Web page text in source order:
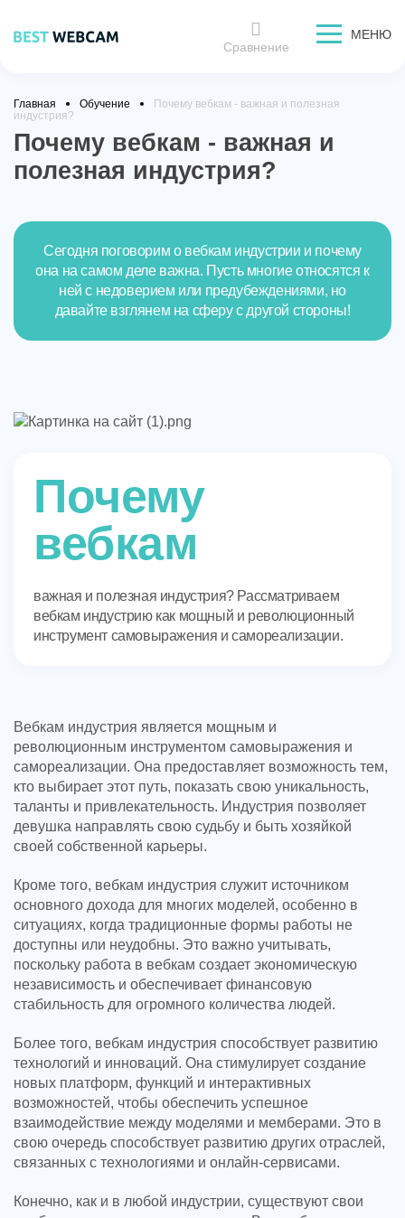
МЕНЮ
Сравнение
Главная Обучение
Почему вебкам - важная и полезная
индустрия?
Почему вебкам - важная и
полезная индустрия?
Сегодня поговорим о вебкам индустрии и почему
она на самом деле важна. Пусть многие относятся к
ней с недоверием или предубеждениями, но
давайте взглянем на сферу с другой стороны!
Почему
вебкам
важная и полезная индустрия? Рассматриваем
вебкам индустрию как мощный и революционный
инструмент самовыражения и самореализации.
Вебкам индустрия является мощным и
революционным инструментом самовыражения и
самореализации. Она предоставляет возможность тем,
кто выбирает этот путь, показать свою уникальность,
таланты и привлекательность. Индустрия позволяет
девушка направлять свою судьбу и быть хозяйкой
своей собственной карьеры.
Кроме того, вебкам индустрия служит источником
основного дохода для многих моделей, особенно в
ситуациях, когда традиционные формы работы не
доступны или неудобны. Это важно учитывать,
поскольку работа в вебкам создает экономическую
независимость и обеспечивает финансовую
стабильность для огромного количества людей.
Более того, вебкам индустрия способствует развитию
технологий и инноваций. Она стимулирует создание
новых платформ, функций и интерактивных
возможностей, чтобы обеспечить успешное
взаимодействие между моделями и мемберами. Это в
свою очередь способствует развитию других отраслей,
связанных с технологиями и онлайн-сервисами.
Конечно, как и в любой индустрии, существуют свои